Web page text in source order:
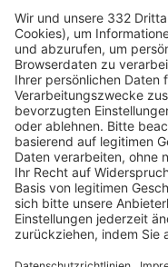
HÄUFIG
Pässe und
Trainerausbildung
Schulungsangebot
BFV-Geschäftsstellen
Trainerbörse
Login SpielPlus
FOLGE DEM BFV